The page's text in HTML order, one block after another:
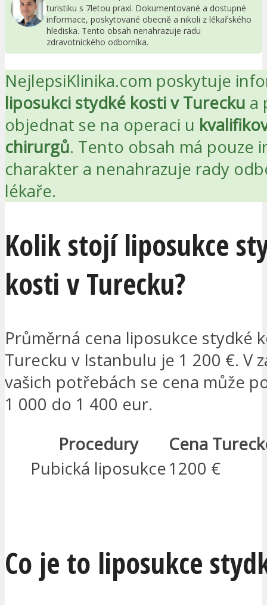
turistiku s 7letou praxí. Dokumentované a dostupné
informace, poskytované obecně a nikoli z lékařského
hlediska. Tento obsah nenahrazuje radu
zdravotnického odborníka.
NejlepsiKlinika.com poskytuje
liposukci stydké kosti v Turecku a
objednat se na operaci u
chirurgů. Tento obsah má pouze
charakter a nenahrazuje rady
lékaře.
Kolik stojí liposukce
kosti v Turecku?
Průměrná cena liposukce stydké
Turecku v Istanbulu je 1 200 €. V
vašich potřebách se cena může
1 000 do 1 400 eur.
Procedury
Cena
Pubická liposukce1200 €
Co je to liposukce